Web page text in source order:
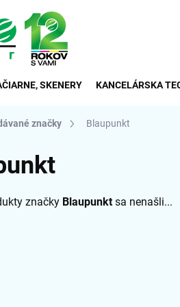
SKENERY KANCELÁRSKA
značky Blaupunkt
značky Blaupunktsa nenašli...